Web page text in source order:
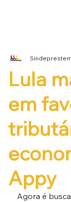
Lula
em
Appy
Sindeprestem
Agora é